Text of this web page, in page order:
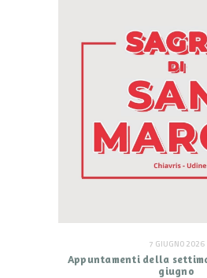
7 GIUGNO 2026
Appuntamenti della
giugno